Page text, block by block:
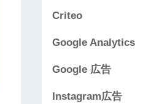
Criteo
Google Analytics
Google 広告
Instagram広告